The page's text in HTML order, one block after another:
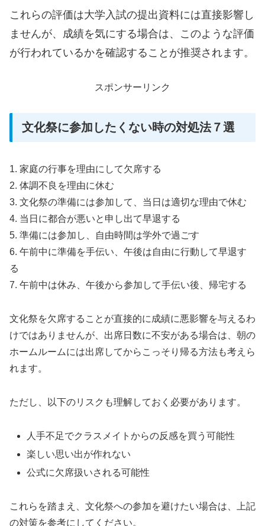
これらの評価は大学入試の提出資料には直接影響し
ませんが、成績を気にする場合は、このような評価
が行われているかを確認することが推奨されます。
スポンサーリンク
文化祭に参加したくない時の対処法７選
1. 家庭の行事を理由にして欠席する
2. 体調不良を理由に休む
3. 文化祭の準備には参加して、当日は適切な理由で休む
4. 当日に都合が悪いと申し出て早退する
5. 準備には参加し、自由時間は学外で過ごす
6. 午前中に準備を手伝い、午後は自由に行動して早退す
る
7. 午前中は休み、午後から参加して手伝い後、帰宅する
文化祭を欠席することが直接的に成績に悪影響を与えるわ
けではありませんが、出席日数に不安がある場合は、朝の
ホームルームには出席してからこっそり帰る方法も考えら
れます。
ただし、以下のリスクも理解しておく必要があります。
人手不足でクラスメイトからの反感を買う可能性
楽しい思い出が作れない
公式に欠席扱いされる可能性
これらを踏まえ、文化祭への参加を避けたい場合は、上記
の対策を参考にしてください。